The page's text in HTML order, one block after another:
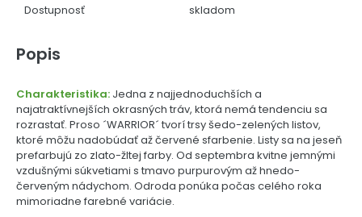
Dostupnosť
skladom
Popis
Charakteristika: Jedna z najjednoduchších a
najatraktívnejších okrasných tráv, ktorá nemá tendenciu sa
rozrastať. Proso ´WARRIOR´ tvorí trsy šedo-zelených listov,
ktoré môžu nadobúdať až červené sfarbenie. Listy sa na jeseň
prefarbujú zo zlato-žltej farby. Od septembra kvitne jemnými
vzdušnými súkvetiami s tmavo purpurovým až hnedo-
červeným nádychom. Odroda ponúka počas celého roka
mimoriadne farebné variácie.